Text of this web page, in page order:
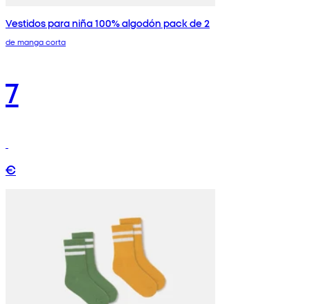
Vestidos para niña 100% algodón pack de 2
de manga corta
7
€